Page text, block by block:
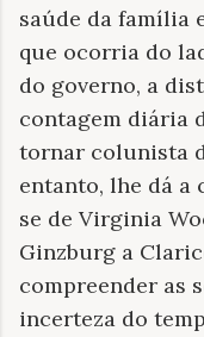
saúde da família
que ocorria do
do governo, a
contagem diária
tornar colunista
entanto, lhe dá a
se de Virginia
Ginzburg a
compreender as
incerteza do